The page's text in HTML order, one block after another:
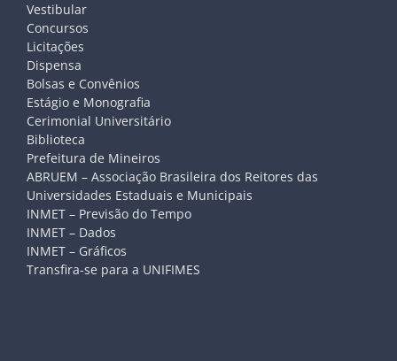
Vestibular
Concursos
Licitações
Dispensa
Bolsas e Convênios
Estágio e Monografia
Cerimonial Universitário
Biblioteca
Prefeitura de Mineiros
ABRUEM – Associação Brasileira dos Reitores das
Universidades Estaduais e Municipais
INMET – Previsão do Tempo
INMET – Dados
INMET – Gráficos
Transfira-se para a UNIFIMES